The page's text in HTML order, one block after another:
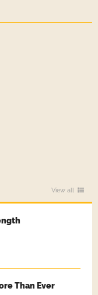
View all
Than Ever